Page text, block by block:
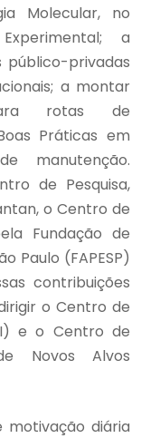
Molecular, no
a
privadas
a montar
rotas de
Práticas em
manutenção.
de Pesquisa,
o Centro de
Fundação de
Paulo (FAPESP)
contribuições
o Centro de
e o Centro de
Novos Alvos
motivação diária